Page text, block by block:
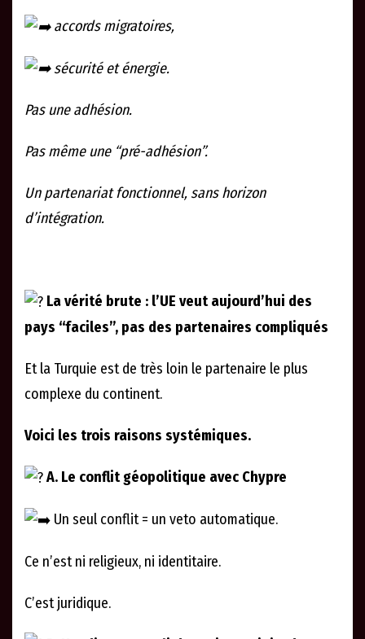
accords migratoires,
sécurité et énergie.
Pas une adhésion.
Pas même une “pré-adhésion”.
Un partenariat fonctionnel, sans horizon
d’intégration.
La vérité brute : l’UE veut aujourd’hui des
pays “faciles”, pas des partenaires compliqués
Et la Turquie est de très loin le partenaire le plus
complexe du continent.
Voici les trois raisons systémiques.
A. Le conflit géopolitique avec Chypre
Un seul conflit = un veto automatique.
Ce n’est ni religieux, ni identitaire.
C’est juridique.